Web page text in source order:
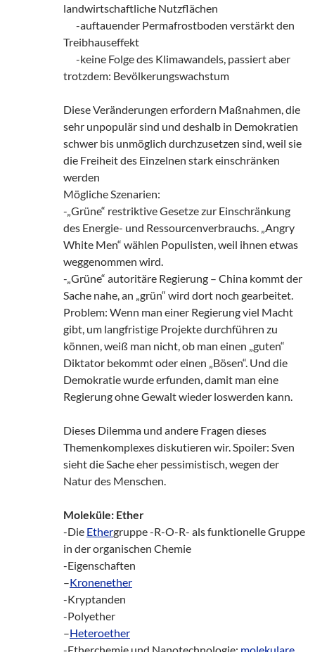
landwirtschaftliche Nutzflächen
-auftauender Permafrostboden verstärkt den
Treibhauseffekt
-keine Folge des Klimawandels, passiert aber
trotzdem: Bevölkerungswachstum
Diese Veränderungen erfordern Maßnahmen, die
sehr unpopulär sind und deshalb in Demokratien
schwer bis unmöglich durchzusetzen sind, weil sie
die Freiheit des Einzelnen stark einschränken
werden
Mögliche Szenarien:
-„Grüne“ restriktive Gesetze zur Einschränkung
des Energie- und Ressourcenverbrauchs. „Angry
White Men“ wählen Populisten, weil ihnen etwas
weggenommen wird.
-„Grüne“ autoritäre Regierung – China kommt der
Sache nahe, an „grün“ wird dort noch gearbeitet.
Problem: Wenn man einer Regierung viel Macht
gibt, um langfristige Projekte durchführen zu
können, weiß man nicht, ob man einen „guten“
Diktator bekommt oder einen „Bösen“. Und die
Demokratie wurde erfunden, damit man eine
Regierung ohne Gewalt wieder loswerden kann.
Dieses Dilemma und andere Fragen dieses
Themenkomplexes diskutieren wir. Spoiler: Sven
sieht die Sache eher pessimistisch, wegen der
Natur des Menschen.
Moleküle: Ether
-Die Ethergruppe -R-O-R- als funktionelle Gruppe
in der organischen Chemie
-Eigenschaften
–Kronenether
-Kryptanden
-Polyether
–Heteroether